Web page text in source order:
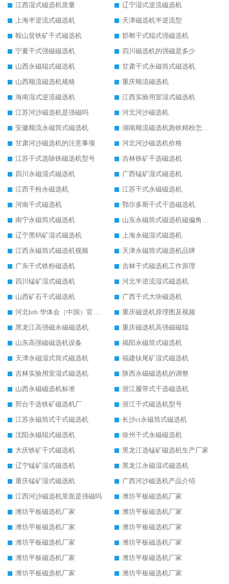
江西湿式磁选机质量
辽宁湿式逆流磁选机
上海半逆流式磁选机
天津磁选机半逆流型
鞍山贫铁矿干式磁选机
邯郸干式辊式强磁选机
宁夏干式强磁磁选机
四川磁选机的强磁是多少
山西永磁辊式磁选机
甘肃干式永磁筒式磁选机
山西顺流磁选机规格
重庆顺流磁选机
海南湿式逆流磁选机
江西实验用室湿式磁选机
江苏河沙磁选机是强磁吗
河北河沙磁选机
安徽顺流永磁筒式磁选机
湖南顺流磁选机跑铁精粉怎么处理
甘肃河沙磁选机的注意事项
河北河沙磁选机价格
江苏干式选除铁磁选机型号
吉林铁矿干选磁选机
四川永磁湿式磁选机
广西锰矿湿式磁选机
江西干粉永磁选机
江苏干式永磁磁选机
河南干式磁选机
鄂尔多斯干式干选磁选机
南宁永磁筒式磁选机
山东永磁筒式磁选机磁偏角怎么调整
辽宁黑钨矿湿式磁选机
上海永磁湿式磁选机
江西永磁筒式磁选机视频
天津永磁筒式磁选机品牌
广东干式铁粉磁选机
吉林干式磁选机工作原理
四川锰矿湿式磁选机
河北半逆流湿式磁选机
山西矿石干式磁选机
广西干式大块磁选机
河北hth·华体会（中国）官方网站-hth.com 工作视频
重庆磁选机原理图及视频
黑龙江高强磁永磁磁选机
重庆磁选机高强磁磁辊
山东高强磁磁选机设备
揭阳永磁筒式磁选机
天津永磁湿式筒式磁选机
福建钛尾矿湿式磁选机
吉林实验用室湿式磁选机
陕西永磁磁选机的调整
山西永磁磁选机标准
浙江履带式干选磁选机
邢台干选铁矿磁选机厂
浙江干式磁选机型号
江苏永磁筒式干式磁选机
长沙ct永磁筒式磁选机
沈阳永磁辊式磁选机
徐州干式永磁磁选机
大庆铁矿干式磁选机
黑龙江选锰矿磁选机生产厂家
辽宁锰矿湿式磁选机
黑龙江永磁湿式磁选机
重庆锰矿湿式磁选机
广西河沙磁选机产品介绍
江西河沙磁选机里面是强磁吗
潍坊平板磁选机厂家
潍坊平板磁选机厂家
潍坊平板磁选机厂家
潍坊平板磁选机厂家
潍坊平板磁选机厂家
潍坊平板磁选机厂家
潍坊平板磁选机厂家
潍坊平板磁选机厂家
潍坊平板磁选机厂家
潍坊平板磁选机厂家
潍坊平板磁选机厂家